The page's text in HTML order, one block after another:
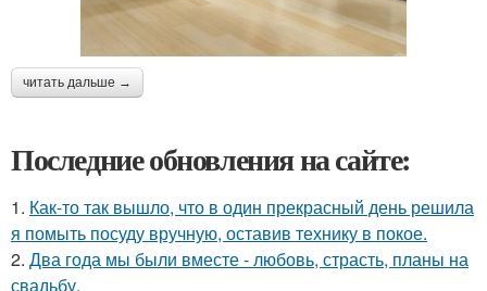
читать дальше →
Последние обновления на сайте:
1. Как-то так вышло, что в один прекрасный день решила
я помыть посуду вручную, оставив технику в покое.
2. Два года мы были вместе - любовь, страсть, планы на
свадьбу.